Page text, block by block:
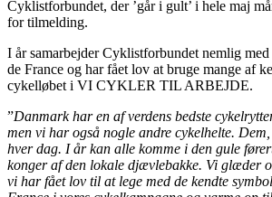
Cyklistforbundet, der ’går i gult’ i hele maj
for tilmelding.
I år samarbejder Cyklistforbundet nemlig
de France og har fået lov at bruge mange af
cykelløbet i VI CYKLER TIL ARBEJDE.
”Danmark har en af verdens bedste
men vi har også nogle andre cykelhelte.
hver dag. I år kan alle komme i den gule
konger af den lokale djævlebakke. Vi glæder
vi har fået lov til at lege med de kendte